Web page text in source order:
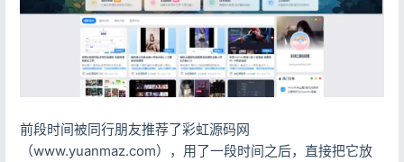
前段时间被同行朋友推荐了彩虹源码网
（www.yuanmaz.com），用了一段时间之后，直接把它放